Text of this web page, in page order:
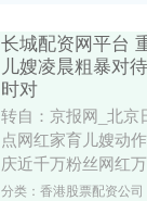
长城配资网平台
儿嫂凌晨粗暴对
时对
转自：京报网_北京
点网红家育儿嫂动
庆近千万粉丝网红
频，看得人血压飙
分类：香港股票配资公司